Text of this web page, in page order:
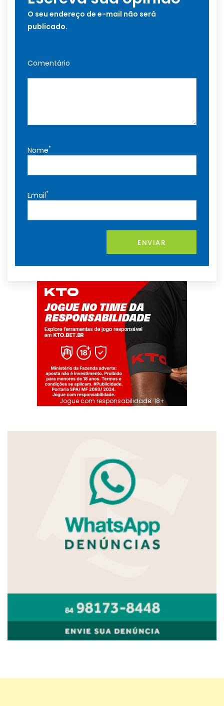
O seu endereço de e-mail não será
publicado.
Comentário
Nome*
Email*
ENVIAR
Jogue com responsabilidade. 18+